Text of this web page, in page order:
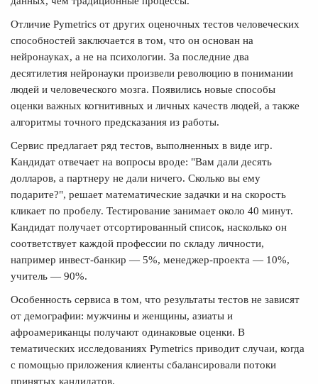
Отличие Pymetrics от других оценочных тестов человеческих
способностей заключается в том, что он основан на
нейронауках, а не на психологии. За последние два
десятилетия нейронауки произвели революцию в понимании
людей и человеческого мозга. Появились новые способы
оценки важных когнитивных и личных качеств людей, а также
алгоритмы точного предсказания из работы.
Сервис предлагает ряд тестов, выполненных в виде игр.
Кандидат отвечает на вопросы вроде: "Вам дали десять
долларов, а партнеру не дали ничего. Сколько вы ему
подарите?", решает математические задачки и на скорость
кликает по пробелу. Тестирование занимает около 40 минут.
Кандидат получает отсортированный список, насколько он
соответствует каждой профессии по складу личности,
например инвест-банкир — 5%, менеджер-проекта — 10%,
учитель — 90%.
Особенность сервиса в том, что результаты тестов не зависят
от демографии: мужчины и женщины, азиаты и
афроамериканцы получают одинаковые оценки. В
тематических исследованиях Pymetrics приводит случаи, когда
с помощью приложения клиенты сбалансировали потоки
принятых кандидатов.